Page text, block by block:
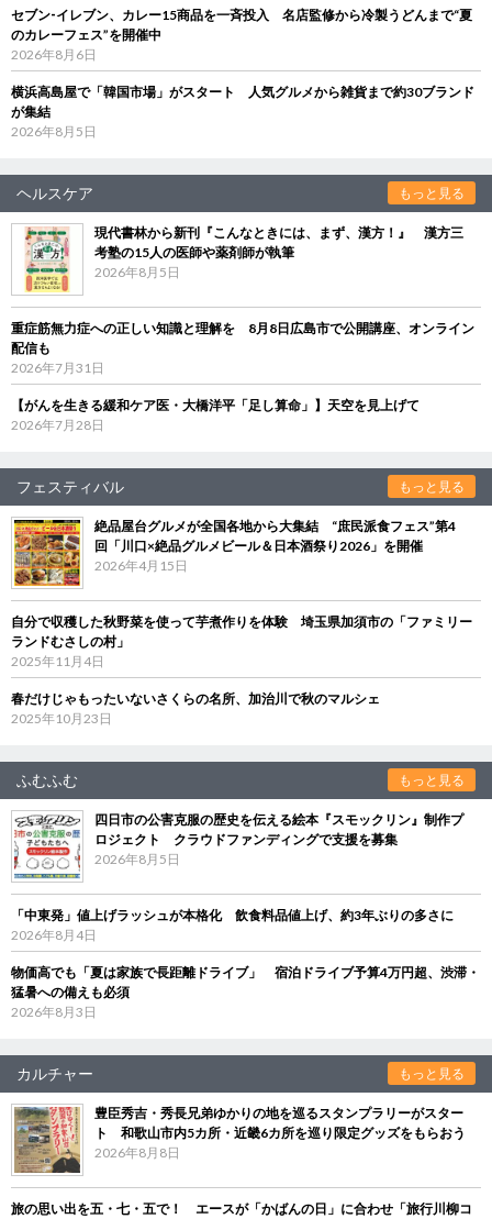
セブン‐イレブン、カレー15商品を一斉投入 名店監修から冷製うどんまで“夏
のカレーフェス”を開催中
2026年8月6日
横浜高島屋で「韓国市場」がスタート 人気グルメから雑貨まで約30ブランド
が集結
2026年8月5日
ヘルスケア もっと見る
現代書林から新刊『こんなときには、まず、漢方！』 漢方三
考塾の15人の医師や薬剤師が執筆
2026年8月5日
重症筋無力症への正しい知識と理解を 8月8日広島市で公開講座、オンライン
配信も
2026年7月31日
【がんを生きる緩和ケア医・大橋洋平「足し算命」】天空を見上げて
2026年7月28日
フェスティバル もっと見る
絶品屋台グルメが全国各地から大集結 “庶民派食フェス”第4
回「川口×絶品グルメビール＆日本酒祭り2026」を開催
2026年4月15日
自分で収穫した秋野菜を使って芋煮作りを体験 埼玉県加須市の「ファミリー
ランドむさしの村」
2025年11月4日
春だけじゃもったいないさくらの名所、加治川で秋のマルシェ
2025年10月23日
ふむふむ もっと見る
四日市の公害克服の歴史を伝える絵本『スモックリン』制作プ
ロジェクト クラウドファンディングで支援を募集
2026年8月5日
「中東発」値上げラッシュが本格化 飲食料品値上げ、約3年ぶりの多さに
2026年8月4日
物価高でも「夏は家族で長距離ドライブ」 宿泊ドライブ予算4万円超、渋滞・
猛暑への備えも必須
2026年8月3日
カルチャー もっと見る
豊臣秀吉・秀長兄弟ゆかりの地を巡るスタンプラリーがスター
ト 和歌山市内5カ所・近畿6カ所を巡り限定グッズをもらおう
2026年8月8日
旅の思い出を五・七・五で！ エースが「かばんの日」に合わせ「旅行川柳コ